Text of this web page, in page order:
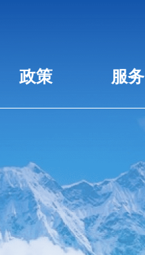
政策 服务